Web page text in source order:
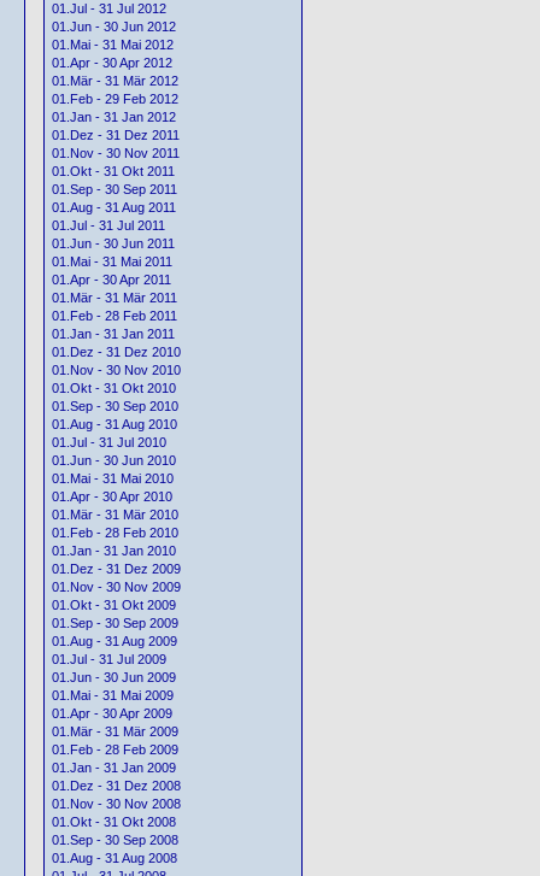
01.Jul - 31 Jul 2012
01.Jun - 30 Jun 2012
01.Mai - 31 Mai 2012
01.Apr - 30 Apr 2012
01.Mär - 31 Mär 2012
01.Feb - 29 Feb 2012
01.Jan - 31 Jan 2012
01.Dez - 31 Dez 2011
01.Nov - 30 Nov 2011
01.Okt - 31 Okt 2011
01.Sep - 30 Sep 2011
01.Aug - 31 Aug 2011
01.Jul - 31 Jul 2011
01.Jun - 30 Jun 2011
01.Mai - 31 Mai 2011
01.Apr - 30 Apr 2011
01.Mär - 31 Mär 2011
01.Feb - 28 Feb 2011
01.Jan - 31 Jan 2011
01.Dez - 31 Dez 2010
01.Nov - 30 Nov 2010
01.Okt - 31 Okt 2010
01.Sep - 30 Sep 2010
01.Aug - 31 Aug 2010
01.Jul - 31 Jul 2010
01.Jun - 30 Jun 2010
01.Mai - 31 Mai 2010
01.Apr - 30 Apr 2010
01.Mär - 31 Mär 2010
01.Feb - 28 Feb 2010
01.Jan - 31 Jan 2010
01.Dez - 31 Dez 2009
01.Nov - 30 Nov 2009
01.Okt - 31 Okt 2009
01.Sep - 30 Sep 2009
01.Aug - 31 Aug 2009
01.Jul - 31 Jul 2009
01.Jun - 30 Jun 2009
01.Mai - 31 Mai 2009
01.Apr - 30 Apr 2009
01.Mär - 31 Mär 2009
01.Feb - 28 Feb 2009
01.Jan - 31 Jan 2009
01.Dez - 31 Dez 2008
01.Nov - 30 Nov 2008
01.Okt - 31 Okt 2008
01.Sep - 30 Sep 2008
01.Aug - 31 Aug 2008